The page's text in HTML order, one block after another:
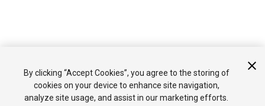
By clicking “Accept Cookies”, you agree to the storing of
cookies on your device to enhance site navigation,
analyze site usage, and assist in our marketing efforts.